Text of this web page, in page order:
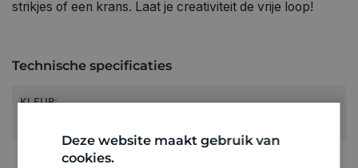
strikjes of een krans. Laat je creativiteit de vrije loop!
Technische specificaties
KLEUR:
LEVERANCIERSKLEUR:
Deze website maakt gebruik van
cookies.